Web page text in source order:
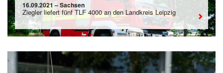
16.09.2021 – Sachsen
Ziegler liefert fünf TLF 4000 an den Landkreis Leipzig